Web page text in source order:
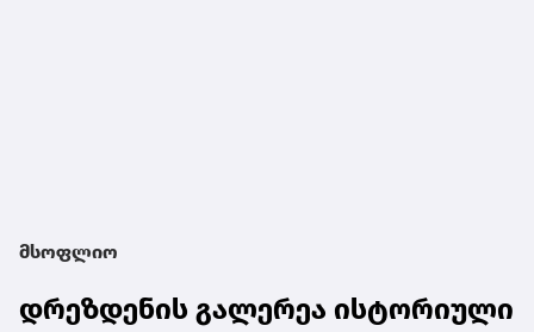
მსოფლიო
დრეზდენის გალერეა ისტორიული